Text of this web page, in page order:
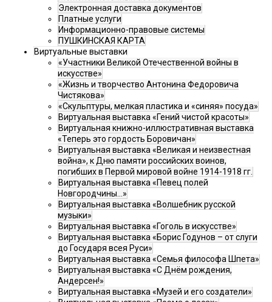
Электронная доставка документов
Платные услуги
Информационно-правовые системы
ПУШКИНСКАЯ КАРТА
Виртуальные выставки
«Участники Великой Отечественной войны в
искусстве»
«Жизнь и творчество Антонина Федоровича
Чистякова»
«Скульптуры, мелкая пластика и «синяя» посуда»
Виртуальная выставка «Гений чистой красоты»
Виртуальная книжно-иллюстративная выставка
«Теперь это гордость Боровичан»
Виртуальная выставка «Великая и неизвестная
война», к Дню памяти российских воинов,
погибших в Первой мировой войне 1914-1918 гг.
Виртуальная выставка «Певец полей
Новгородчины…»
Виртуальная выставка «Волшебник русской
музыки»
Виртуальная выставка «Гоголь в искусстве»
Виртуальная выставка «Борис Годунов – от слуги
до Государя всея Руси»
Виртуальная выставка «Семья философа Шпета»
Виртуальная выставка «С Днём рождения,
Андерсен!»
Виртуальная выставка «Музей и его создатели»